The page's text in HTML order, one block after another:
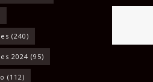
(240)
2024 (95)
(112)